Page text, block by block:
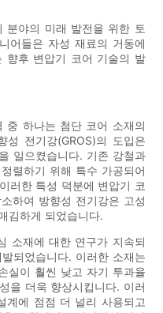
분야의 미래 발전을 위한 토
어들은 자성 재료의 거동에
향후 변압기 코어 기술의 발
중 하나는 첨단 코어 소재의
성 전기강(GROS)의 도입은
일으켰습니다. 기존 강철과
렬하기 위해 특수 가공되어
러한 특성 덕분에 변압기 코
하여 방향성 전기강은 고성
김하게 되었습니다.
소재에 대한 연구가 지속되
되었습니다. 이러한 소재는
실이 훨씬 낮고 자기 투과율
을 더욱 향상시킵니다. 이러
계에 점점 더 널리 사용되고